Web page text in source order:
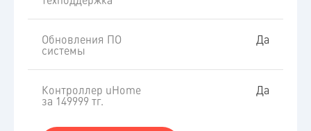
Обновления ПО
системы
Да
Контроллер uHome
за 149999 тг.
Да